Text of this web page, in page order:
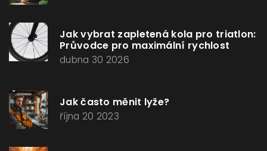
Jak vybrat zapletená kola pro triatlon:
Průvodce pro maximální rychlost
dubna 30 2026
Jak často měnit lyže?
října 20 2023